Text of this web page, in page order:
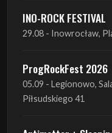
INO-ROCK FESTIVAL
29.08 - Inowrocław,
ProgRockFest 2026
05.09 - Legionowo,
Piłsudskiego 41